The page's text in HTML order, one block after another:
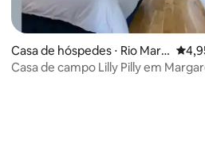
avaliação média de 5, 108 avaliações
Casa de hóspedes ⋅ Rio Marg
aret
4,95
Casa de campo Lilly Pilly em